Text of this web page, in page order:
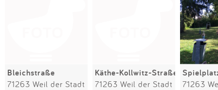
Bleichstraße
71263 Weil der Stadt
Käthe-Kollwitz-Straße
71263 Weil der Stadt 71263